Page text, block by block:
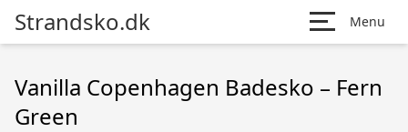
Strandsko.dk Menu
Vanilla Copenhagen Badesko – Fern
Green